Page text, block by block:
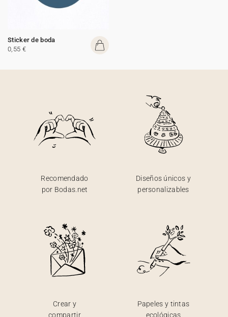
Sticker de boda
0,55 €
Recomendado
por Bodas.net
Diseños únicos y
personalizables
Crear y
compartir
Papeles y tintas
ecológicas